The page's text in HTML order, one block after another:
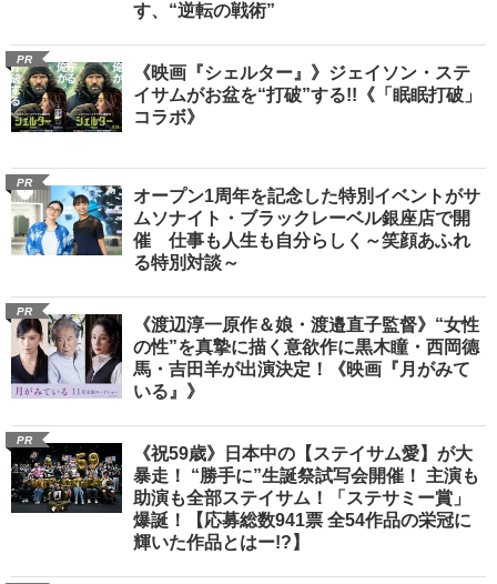
す、“逆転の戦術”
PR
《映画『シェルター』》ジェイソン・ステ
イサムがお盆を“打破”する!!《「眠眠打破」
コラボ》
PR
オープン1周年を記念した特別イベントがサ
ムソナイト・ブラックレーベル銀座店で開
催 仕事も人生も自分らしく～笑顔あふれ
る特別対談～
PR
《渡辺淳一原作＆娘・渡邉直子監督》“女性
の性”を真摯に描く意欲作に黒木瞳・西岡德
馬・吉田羊が出演決定！《映画『月がみて
いる』》
PR
《祝59歳》日本中の【ステイサム愛】が大
暴走！ “勝手に”生誕祭試写会開催！ 主演も
助演も全部ステイサム！「ステサミー賞」
爆誕！【応募総数941票 全54作品の栄冠に
輝いた作品とはー!?】